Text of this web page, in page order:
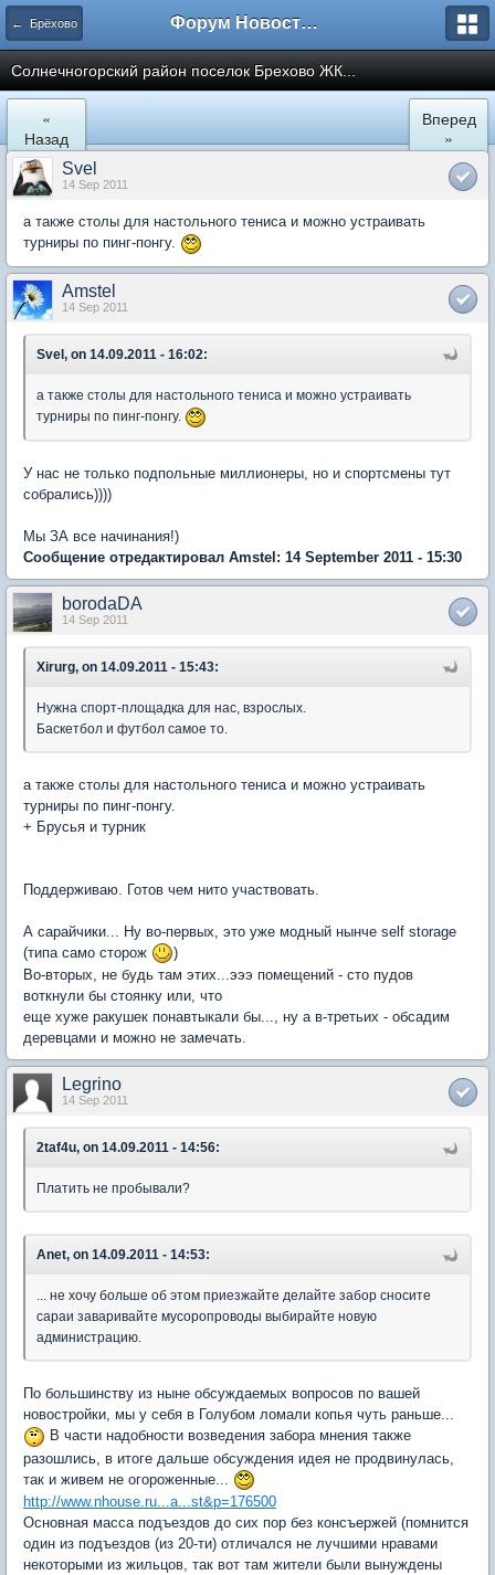
← Брёхово Форум Новостройки
Cолнечногорский район поселок Брехово ЖК...
«
Назад
Вперед
»
Svel
14 Sep 2011
а также столы для настольного тениса и можно устраивать
турниры по пинг-понгу.
Amstel
14 Sep 2011
Svel, on 14.09.2011 - 16:02:
а также столы для настольного тениса и можно устраивать
турниры по пинг-понгу.
У нас не только подпольные миллионеры, но и спортсмены тут
собрались))))
Мы ЗА все начинания!)
Сообщение отредактировал Amstel: 14 September 2011 - 15:30
borodaDA
14 Sep 2011
Xirurg, on 14.09.2011 - 15:43:
Нужна спорт-площадка для нас, взрослых.
Баскетбол и футбол самое то.
а также столы для настольного тениса и можно устраивать
турниры по пинг-понгу.
+ Брусья и турник
Поддерживаю. Готов чем нито участвовать.
А сарайчики... Ну во-первых, это уже модный нынче self storage
(типа само сторож
)
Во-вторых, не будь там этих...эээ помещений - сто пудов
воткнули бы стоянку или, что
еще хуже ракушек понавтыкали бы..., ну а в-третьих - обсадим
деревцами и можно не замечать.
Legrino
14 Sep 2011
2taf4u, on 14.09.2011 - 14:56:
Платить не пробывали?
Anet, on 14.09.2011 - 14:53:
... не хочу больше об этом приезжайте делайте забор сносите
сараи заваривайте мусоропроводы выбирайте новую
администрацию.
По большинству из ныне обсуждаемых вопросов по вашей
новостройки, мы у себя в Голубом ломали копья чуть раньше...
В части надобности возведения забора мнения также
разошлись, в итоге дальше обсуждения идея не продвинулась,
так и живем не огороженные...
http://www.nhouse.ru...a...st&p=176500
Основная масса подъездов до сих пор без консъержей (помнится
один из подъездов (из 20-ти) отличался не лучшими нравами
некоторыми из жильцов, так вот там жители были вынуждены